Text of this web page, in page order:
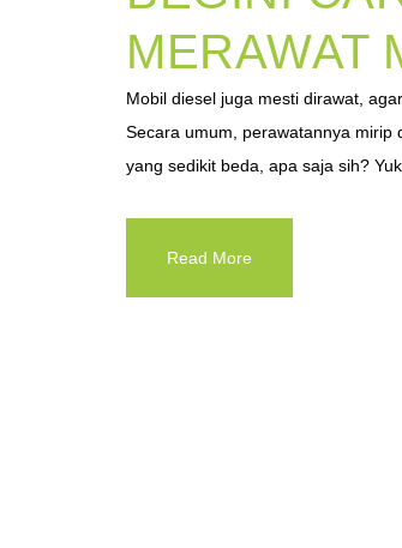
MERAWAT
Mobil diesel juga mesti dirawat,
Secara umum, perawatannya mirip
yang sedikit beda, apa saja sih? Yuk
Read More